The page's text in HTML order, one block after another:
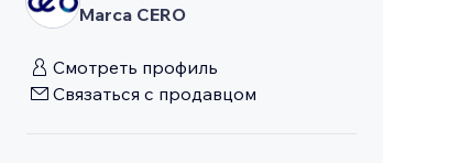
Marca CERO
Смотреть профиль
Связаться с продавцом